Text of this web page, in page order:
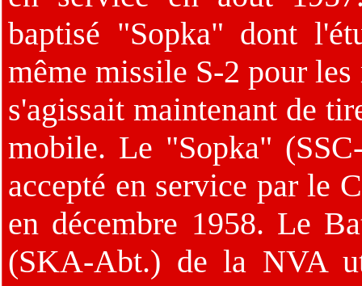
baptisé "Sopka" dont
même missile S-2 pour
s'agissait maintenant de
mobile. Le "Sopka"
accepté en service par le
en décembre 1958. Le
(SKA-Abt.) de la NVA